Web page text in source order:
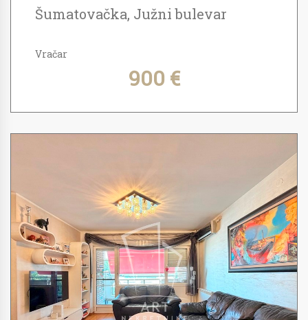
Šumatovačka, Južni bulevar
Vračar
900 €